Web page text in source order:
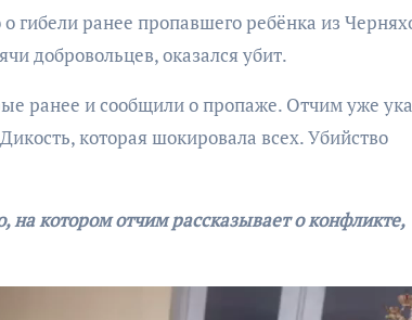
добровольцев, оказался убит.
ранее и сообщили о пропаже. Отчим уже
которая шокировала всех. Убийство
на котором отчим рассказывает о конфликте,
КУЛЬТУРА
Патрушев
фестиваля
море»
АФИША
Организаторы
объявили даты